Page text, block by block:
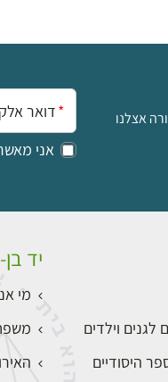
אצלנו
אימייל:
אני
לגנים וילדים
היסודיים
יד
מי